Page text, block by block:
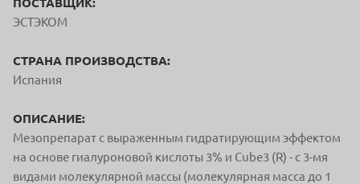
ПОСТАВЩИК:
ЭСТЭКОМ
СТРАНА ПРОИЗВОДСТВА:
Испания
ОПИСАНИЕ:
Мезопрепарат с выраженным гидратирующим эффектом
на основе гиалуроновой кислоты 3% и Cube3 (R) - с 3-мя
видами молекулярной массы (молекулярная масса до 1